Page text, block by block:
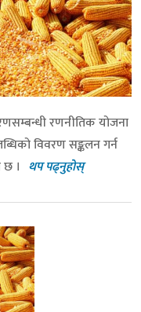
रणनीतिक योजना
विवरण सङ्कलन गर्न
। थप पढ्नुहोस्